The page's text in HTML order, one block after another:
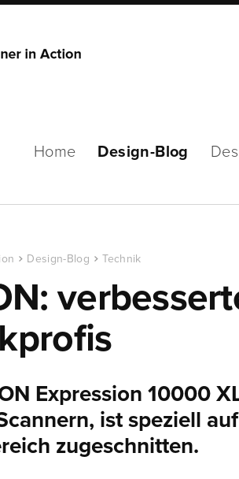
Home Design-Blog
Design-Blog Technik
Expression 10000
ist speziell
zugeschnitten.